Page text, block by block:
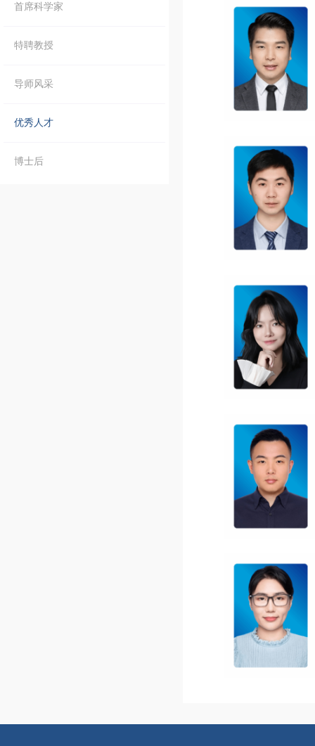
首席科学家
特聘教授
导师风采
优秀人才
博士后